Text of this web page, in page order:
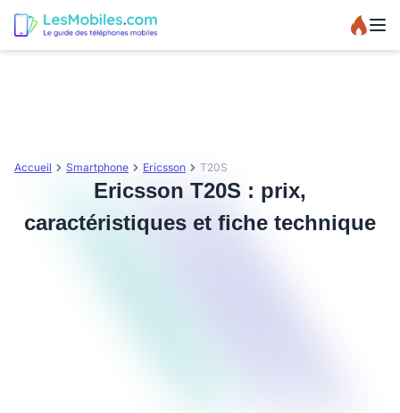
Accueil Smartphone Ericsson T20S
Ericsson T20S : prix,
caractéristiques et fiche technique